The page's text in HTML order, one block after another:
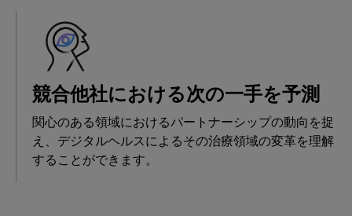
競合他社における次の一手を予測
関心のある領域におけるパートナーシップの動向を捉
え、デジタルヘルスによるその治療領域の変革を理解
することができます。